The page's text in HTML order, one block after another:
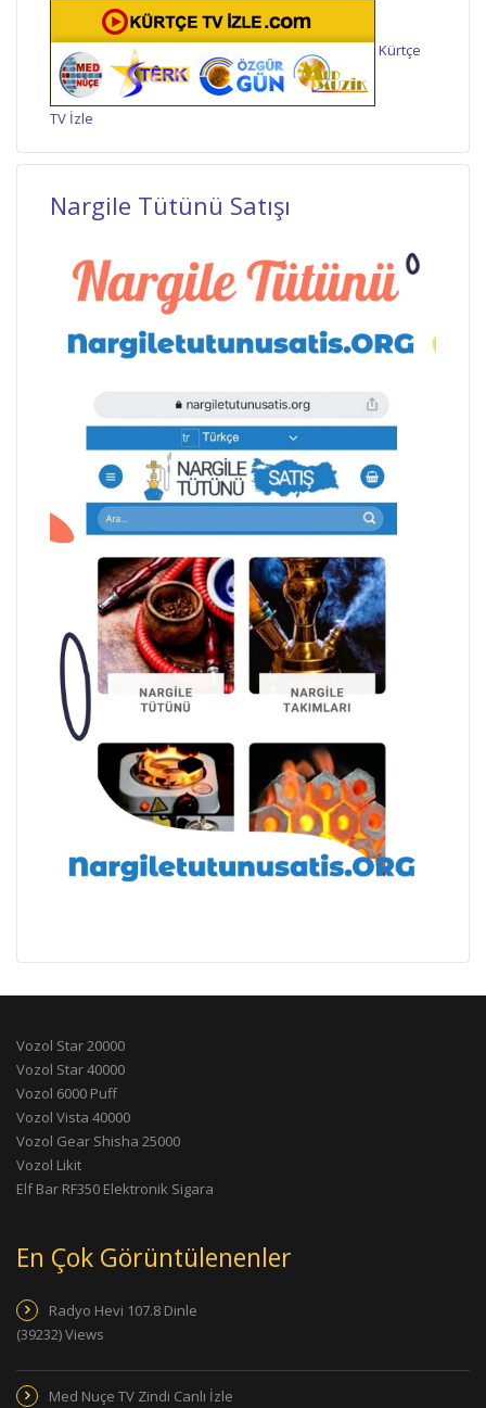
Kürtçe
TV İzle
Nargile Tütünü Satışı
Vozol Star 20000
Vozol Star 40000
Vozol 6000 Puff
Vozol Vista 40000
Vozol Gear Shisha 25000
Vozol Likit
Elf Bar RF350 Elektronik Sigara
En Çok Görüntülenenler
Radyo Hevi 107.8 Dinle
(39232) Views
Med Nuçe TV Zindi Canlı İzle